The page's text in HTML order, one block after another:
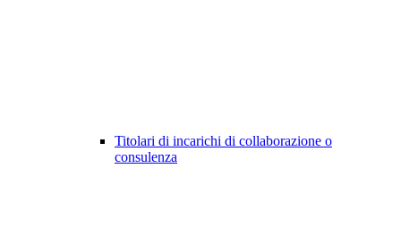
Titolari di incarichi di collaborazione o
consulenza